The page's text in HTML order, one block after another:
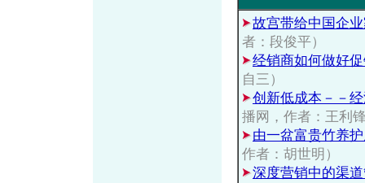
故宫带给中国企
者：段俊平）
经销商如何做好
自三）
创新低成本－－
播网，作者：王利
由一盆富贵竹养
作者：胡世明）
深度营销中的渠